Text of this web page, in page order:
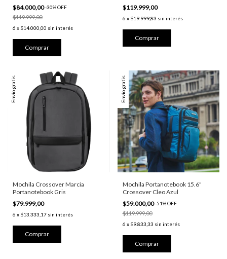
$84.000,00-30%OFF
$119.999,00
6 x $14.000,00 sin interés
$119.999,00
6 x $19.999,83 sin interés
Envío gratis
Mochila Crossover Marcia
Portanotebook Gris
$79.999,00
6 x $13.333,17 sin interés
Envío gratis
Mochila Portanotebook 15.6"
Crossover Cleo Azul
$59.000,00-51%OFF
$119.999,00
6 x $9.833,33 sin interés